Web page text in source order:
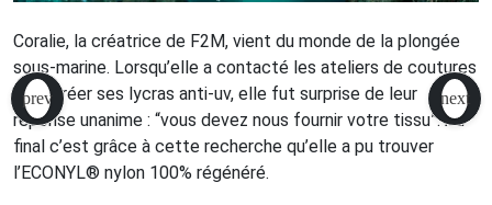
Coralie, la créatrice de F2M, vient du monde de la plongée
sous-marine. Lorsqu’elle a contacté les ateliers de coutures
pour créer ses lycras anti-uv, elle fut surprise de leur
réponse unanime : “vous devez nous fournir votre tissu”. Au
final c’est grâce à cette recherche qu’elle a pu trouver
l’ECONYL® nylon 100% régénéré.